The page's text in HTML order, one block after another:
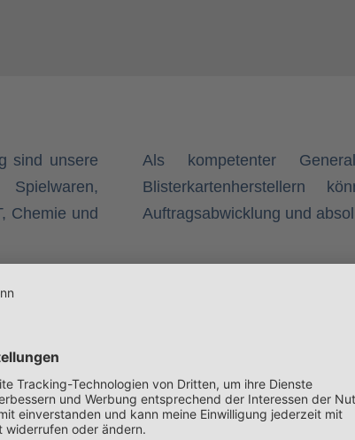
sind unsere
Chemie und
Als kompetenter
Blisterkartenherstellern
Auftragsabwicklung und
mit Sichtfenster
einem Sichtfenster werden Ihre
perfekt präsentiert. Es sind